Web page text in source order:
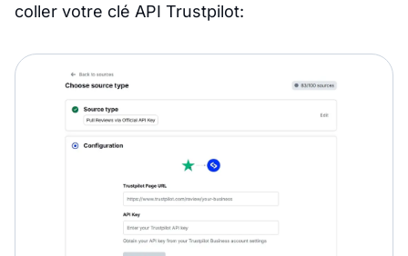
coller votre clé API Trustpilot: